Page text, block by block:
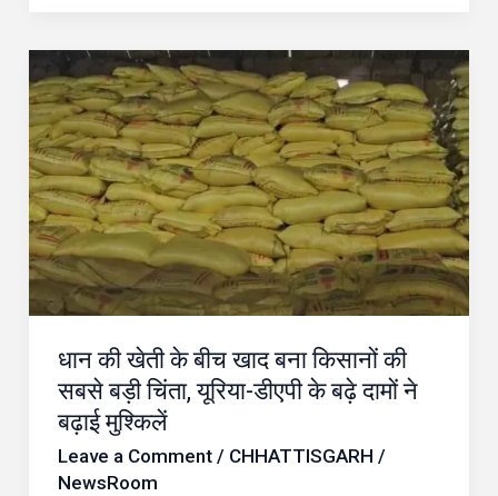
धान की खेती के बीच खाद बना किसानों की
सबसे बड़ी चिंता, यूरिया-डीएपी के बढ़े दामों ने
बढ़ाई मुश्किलें
Leave a Comment / CHHATTISGARH /
NewsRoom
धान
की
खेती
के
बीच
खाद
बना
किसानों
सबसे
बड़ी
चिंता,
यूरिया-